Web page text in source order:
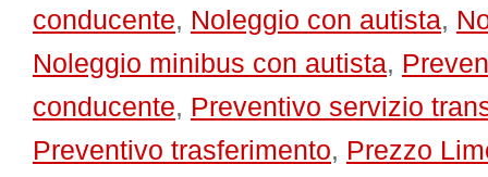
conducente, Noleggio con autista,
Noleggio minibus con autista,
conducente, Preventivo servizio
Preventivo trasferimento, Prezzo